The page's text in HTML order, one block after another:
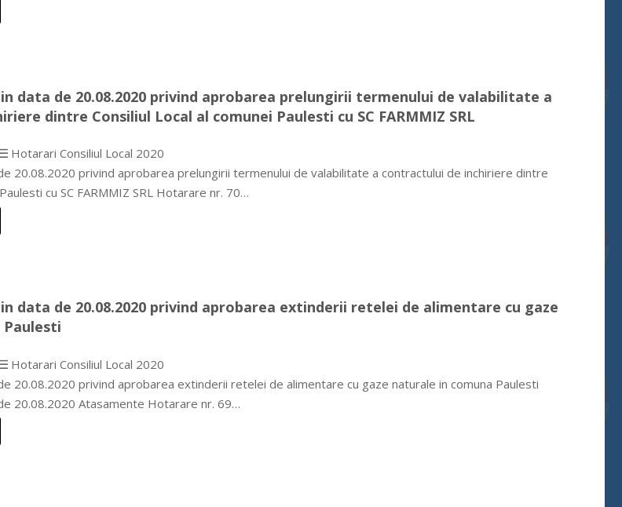
data de 20.08.2020 privind aprobarea prelungirii termenului de valabilitate a
dintre Consiliul Local al comunei Paulesti cu SC FARMMIZ SRL
Hotarari Consiliul Local 2020
20.08.2020 privind aprobarea prelungirii termenului de valabilitate a contractului de inchiriere dintre
cu SC FARMMIZ SRL Hotarare nr. 70…
data de 20.08.2020 privind aprobarea extinderii retelei de alimentare cu gaze
Hotarari Consiliul Local 2020
20.08.2020 privind aprobarea extinderii retelei de alimentare cu gaze naturale in comuna Paulesti
20.08.2020 Atasamente Hotarare nr. 69…